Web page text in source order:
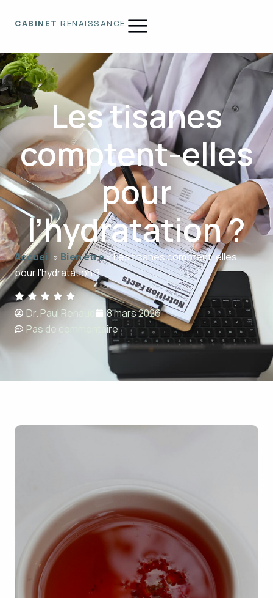
CABINET RENAISSANCE
Les tisanes
comptent-elles
pour
l’hydratation ?
Accueil » Bien être»Les tisanes comptent-elles
pour l’hydratation ?
Dr. Paul Renaud
8 mars 2026
Pas de commentaire